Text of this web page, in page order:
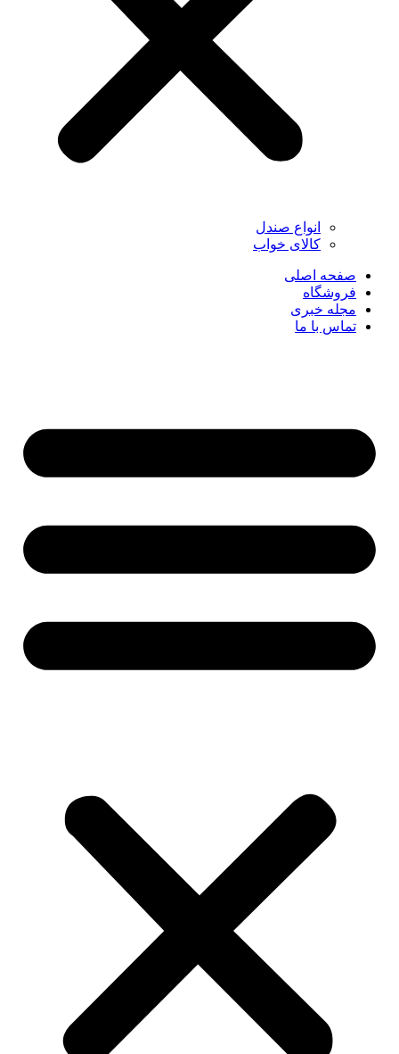
انواع صندل
کالای خواب
صفحه اصلی
فروشگاه
مجله خبری
تماس با ما